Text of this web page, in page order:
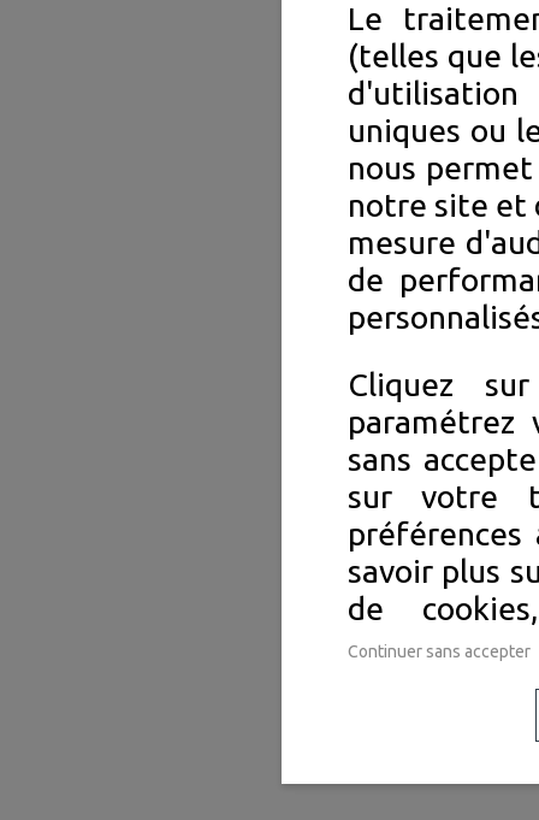
Le
(telles que
d'utilisation
uniques ou
nous
notre site et
mesure
de
Cliquez
paramétrez
sans
sur votre
savoir plus
de
Continuer sans accepter